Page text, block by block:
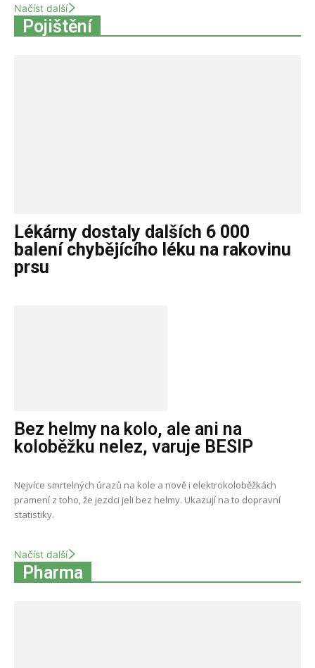
Načíst další
Pojištění
Lékárny dostaly dalších 6 000
balení chybějícího léku na rakovinu
prsu
Bez helmy na kolo, ale ani na
koloběžku nelez, varuje BESIP
Nejvíce smrtelných úrazů na kole a nově i elektrokoloběžkách
pramení z toho, že jezdci jeli bez helmy. Ukazují na to dopravní
statistiky.
Načíst další
Pharma